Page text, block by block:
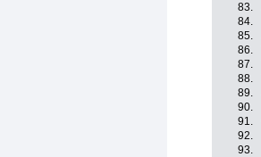
83.
84.
85.
86.
87.
88.
89.
90.
91.
92.
93.